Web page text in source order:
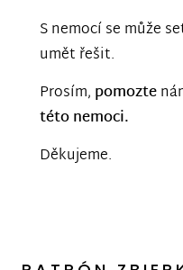
S nemocí se může
umět řešit.
Prosím, pomozte
této nemoci.
Děkujeme.